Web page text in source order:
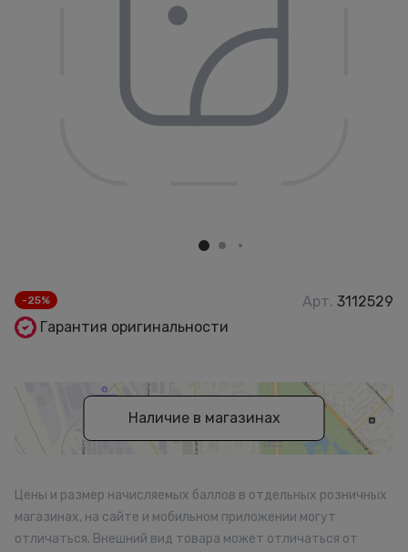
-25% Арт. 3112529
Гарантия оригинальности
Наличие в магазинах
Цены и размер начисляемых баллов в отдельных розничных
магазинах, на сайте и мобильном приложении могут
отличаться. Внешний вид товара может отличаться от